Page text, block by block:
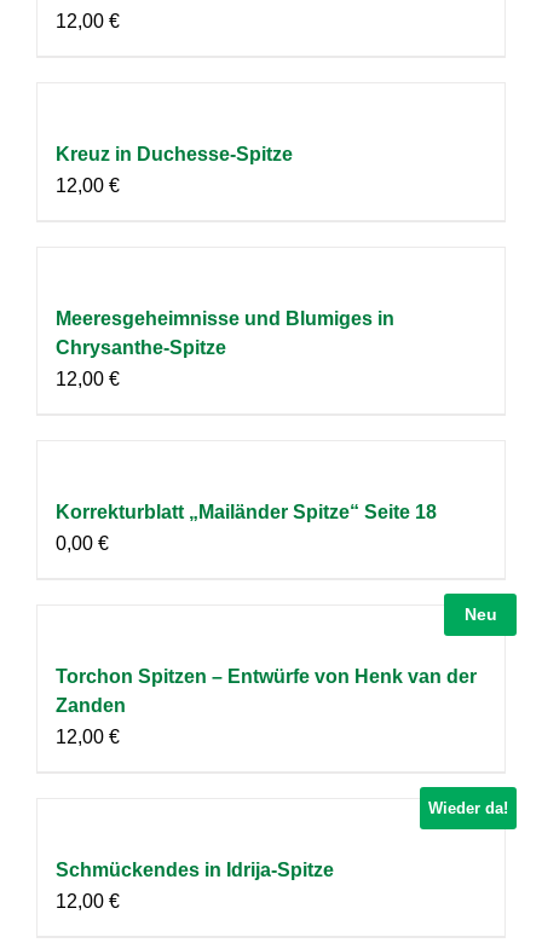
12,00 €
Kreuz in Duchesse-Spitze
12,00 €
Meeresgeheimnisse und Blumiges in
Chrysanthe-Spitze
12,00 €
Korrekturblatt „Mailänder Spitze“ Seite 18
0,00 €
Neu
Torchon Spitzen – Entwürfe von Henk van der
Zanden
12,00 €
Wieder da!
Schmückendes in Idrija-Spitze
12,00 €